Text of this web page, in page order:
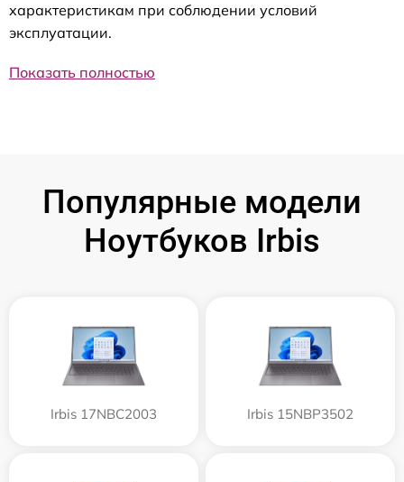
характеристикам при соблюдении условий
эксплуатации.
Показать полностью
Популярные модели
Ноутбуков Irbis
Irbis 17NBC2003 Irbis 15NBP3502